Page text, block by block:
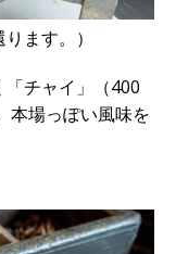
ます。）
チャイ」（400
本場っぽい風味を